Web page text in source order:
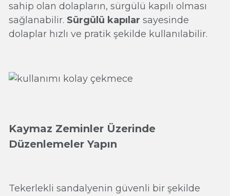
sahip olan dolapların, sürgülü kapılı olması
sağlanabilir. Sürgülü kapılar sayesinde
dolaplar hızlı ve pratik şekilde kullanılabilir.
Kaymaz Zeminler Üzerinde
Düzenlemeler Yapın
Tekerlekli sandalyenin güvenli bir şekilde